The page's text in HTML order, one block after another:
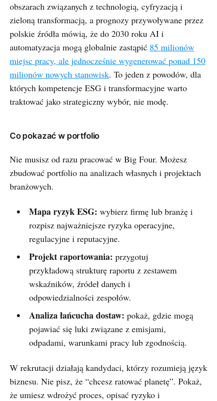
obszarach związanych z technologią, cyfryzacją i
zieloną transformacją, a prognozy przywoływane przez
polskie źródła mówią, że do 2030 roku AI i
automatyzacja mogą globalnie zastąpić 85 milionów
miejsc pracy, ale jednocześnie wygenerować ponad 150
milionów nowych stanowisk. To jeden z powodów, dla
których kompetencje ESG i transformacyjne warto
traktować jako strategiczny wybór, nie modę.
Co pokazać w portfolio
Nie musisz od razu pracować w Big Four. Możesz
zbudować portfolio na analizach własnych i projektach
branżowych.
Mapa ryzyk ESG: wybierz firmę lub branżę i
rozpisz najważniejsze ryzyka operacyjne,
regulacyjne i reputacyjne.
Projekt raportowania: przygotuj
przykładową strukturę raportu z zestawem
wskaźników, źródeł danych i
odpowiedzialności zespołów.
Analiza łańcucha dostaw: pokaż, gdzie mogą
pojawiać się luki związane z emisjami,
odpadami, warunkami pracy lub zgodnością.
W rekrutacji działają kandydaci, którzy rozumieją język
biznesu. Nie pisz, że “chcesz ratować planetę”. Pokaż,
że umiesz wdrożyć proces, opisać ryzyko i